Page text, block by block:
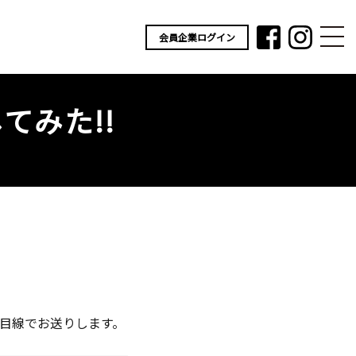
会員企業ログイン
みた!!
でお送りします。